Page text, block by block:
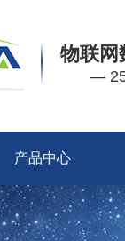
物联网
—
产品中心